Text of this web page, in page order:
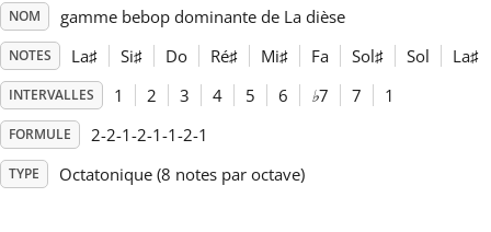
English
Español
NOM gamme bebop dominante de La dièse
NOTES La♯ Si♯ Do Ré♯ Mi♯ Fa Sol♯ Sol La♯
INTERVALLES 1 2 3 4 5 6 ♭7 7 1
FORMULE 2-2-1-2-1-1-2-1
TYPE Octatonique (8 notes par octave)